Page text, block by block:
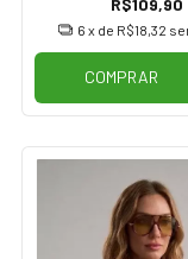
6 x de R$18,32
COMPRAR